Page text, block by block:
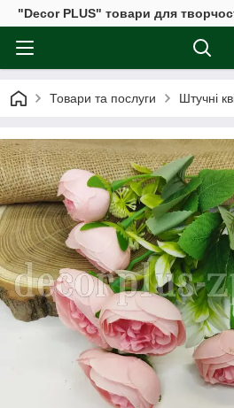
"Decor PLUS" товари для
Товари та послуги Штучні